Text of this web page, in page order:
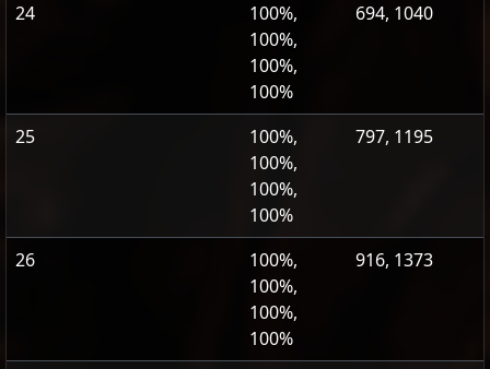
24
100%,
100%,
100%,
100%
694, 1040
25
100%,
100%,
100%,
100%
797, 1195
26
100%,
100%,
100%,
100%
916, 1373